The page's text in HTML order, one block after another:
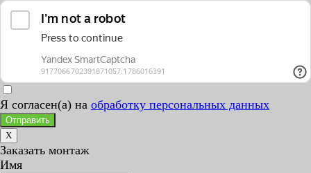
Я согласен(а) на обработку персональных данных
Отправить
X
Заказать монтаж
Имя